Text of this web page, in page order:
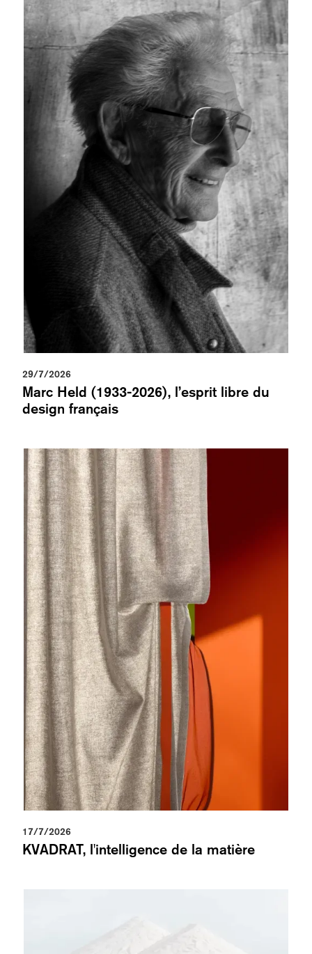
29/7/2026
Marc Held (1933-2026), l’esprit libre du
design français
17/7/2026
KVADRAT, l'intelligence de la matière